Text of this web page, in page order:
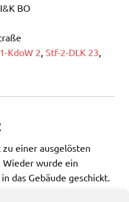
BO
KdoW 2 Stf-2-DLK 23
einer ausgelösten
wurde ein
das Gebäude geschickt.